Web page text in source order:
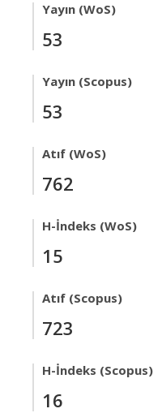
Yayın (WoS)
53
Yayın (Scopus)
53
Atıf (WoS)
762
H-İndeks (WoS)
15
Atıf (Scopus)
723
H-İndeks (Scopus)
16